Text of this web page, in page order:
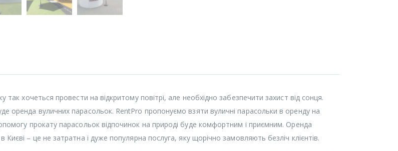
так хочеться провести на відкритому повітрі, але необхідно забезпечити захист від сонця.
оренда вуличних парасольок. RentPro пропонуємо взяти вуличні парасольки в оренду на
прокату парасольок відпочинок на природі буде комфортним і приємним. Оренда
Києві – це не затратна і дуже популярна послуга, яку щорічно замовляють безліч клієнтів.